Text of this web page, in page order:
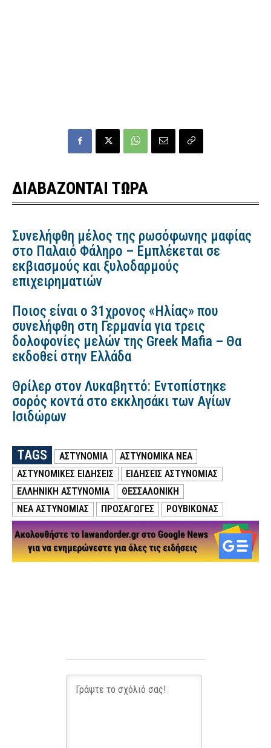
ΔΙΑΒΑΖΟΝΤΑΙ ΤΩΡΑ
Συνελήφθη μέλος της ρωσόφωνης μαφίας
στο Παλαιό Φάληρο – Εμπλέκεται σε
εκβιασμούς και ξυλοδαρμούς
επιχειρηματιών
Ποιος είναι ο 31χρονος «Ηλίας» που
συνελήφθη στη Γερμανία για τρεις
δολοφονίες μελών της Greek Mafia – Θα
εκδοθεί στην Ελλάδα
Θρίλερ στον Λυκαβηττό: Εντοπίστηκε
σορός κοντά στο εκκλησάκι των Αγίων
Ισιδώρων
TAGS ΑΣΤΥΝΟΜΙΑ
ΑΣΤΥΝΟΜΙΚΑ ΝΕΑ
ΑΣΤΥΝΟΜΙΚΕΣ ΕΙΔΗΣΕΙΣ
ΕΙΔΗΣΕΙΣ ΑΣΤΥΝΟΜΙΑΣ
ΕΛΛΗΝΙΚΗ ΑΣΤΥΝΟΜΙΑ
ΘΕΣΣΑΛΟΝΙΚΗ
ΝΕΑ ΑΣΤΥΝΟΜΙΑΣ
ΠΡΟΣΑΓΩΓΕΣ ΡΟΥΒΙΚΩΝΑΣ